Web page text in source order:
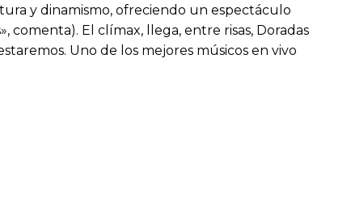
y dinamismo, ofreciendo un espectáculo
El clímax, llega, entre risas, Doradas
Uno de los mejores músicos en vivo